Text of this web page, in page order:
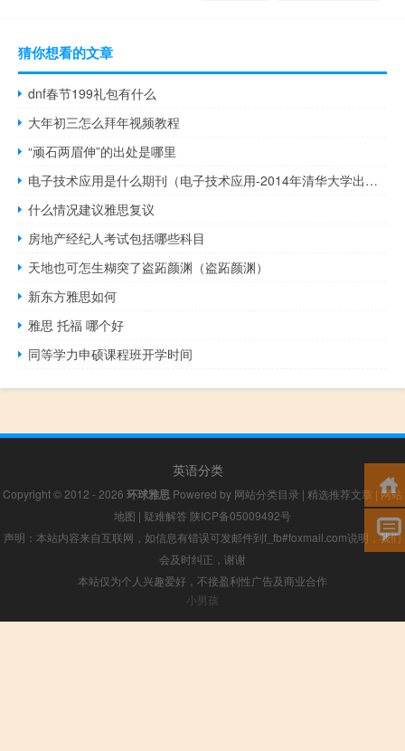
猜你想看的文章
dnf春节199礼包有什么
大年初三怎么拜年视频教程
“顽石两眉伸”的出处是哪里
电子技术应用是什么期刊（电子技术应用-2014年清华大学出版社出版的图书简介）
什么情况建议雅思复议
房地产经纪人考试包括哪些科目
天地也可怎生糊突了盗跖颜渊（盗跖颜渊）
新东方雅思如何
雅思 托福 哪个好
同等学力申硕课程班开学时间
英语分类
Copyright © 2012 - 2026 环球雅思 Powered by 网站分类目录 | 精选推荐文章 | 网站
地图 | 疑难解答 陕ICP备05009492号
声明：本站内容来自互联网，如信息有错误可发邮件到f_fb#foxmail.com说明，我们
会及时纠正，谢谢
本站仅为个人兴趣爱好，不接盈利性广告及商业合作
小男孩